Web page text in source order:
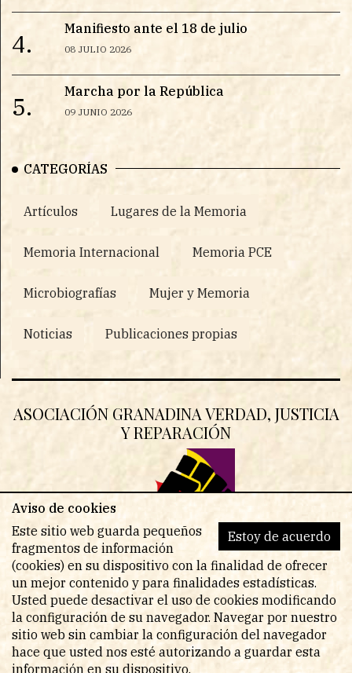
4.
Manifiesto ante el 18 de julio
08 JULIO 2026
5.
Marcha por la República
09 JUNIO 2026
CATEGORÍAS
Artículos Lugares de la Memoria
Memoria Internacional Memoria PCE
Microbiografías Mujer y Memoria
Noticias Publicaciones propias
ASOCIACIÓN GRANADINA VERDAD, JUSTICIA
Y REPARACIÓN
© Copyright 2026 - Todos los derechos reservados
Aviso de cookies
Estoy de acuerdo
Este sitio web guarda pequeños
fragmentos de información
(cookies) en su dispositivo con la finalidad de ofrecer
un mejor contenido y para finalidades estadísticas.
Usted puede desactivar el uso de cookies modificando
la configuración de su navegador. Navegar por nuestro
sitio web sin cambiar la configuración del navegador
hace que usted nos esté autorizando a guardar esta
información en su dispositivo.